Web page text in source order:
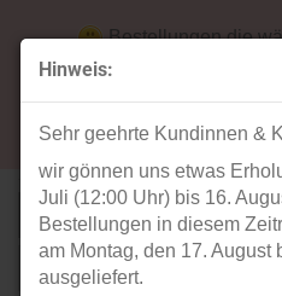
Hinweis:
Sehr geehrte Kundinnen &
wir gönnen uns etwas
Juli (12:00 Uhr) bis 16.
Bestellungen in diesem
am Montag, den 17. August
ausgeliefert.
Bestellungen die
Betriebsferien (31. Juli ab
Sortieren nach
Sortieren nach
40 pro Seite